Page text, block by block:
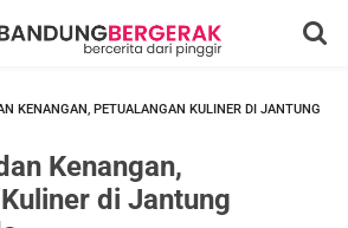
KENANGAN, PETUALANGAN KULINER DI JANTUNG
Kenangan,
di Jantung